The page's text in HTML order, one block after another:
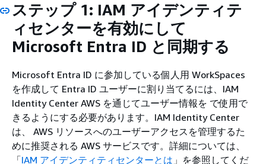
ステップ 1: IAM アイデンティテ
ィセンターを有効にして
Microsoft Entra ID と同期する
Microsoft Entra ID に参加している個人用 WorkSpaces
を作成して Entra ID ユーザーに割り当てるには、IAM
Identity Center AWS を通じてユーザー情報を で使用で
きるようにする必要があります。IAM Identity Center
は、 AWS リソースへのユーザーアクセスを管理するた
めに推奨される AWS サービスです。詳細については、
「IAM アイデンティティセンターとは 」を参照してくだ